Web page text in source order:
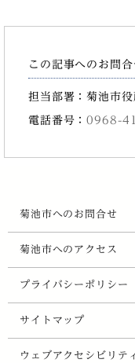
この記事へのお問合
担当部署：菊池市
電話番号：0968-
菊池市へのお問合せ
菊池市へのアクセス
プライバシーポリシー
サイトマップ
ウェブアクセシビリテ